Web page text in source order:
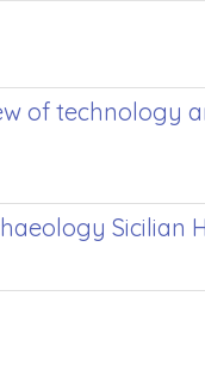
of technology
Sicilian